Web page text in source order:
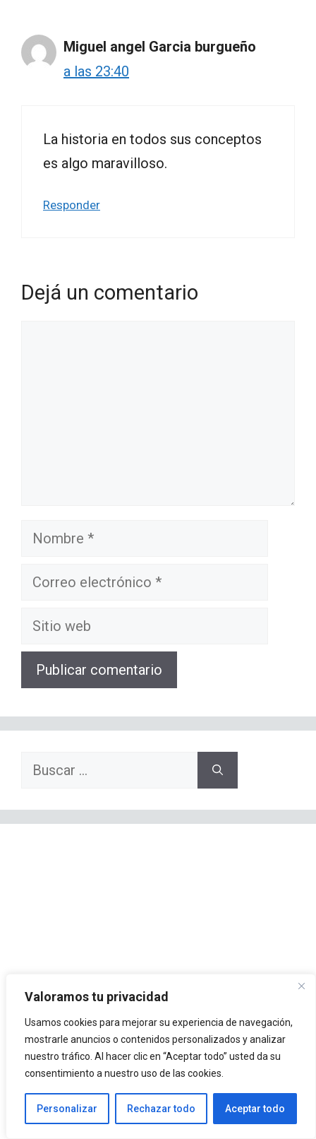
Valoramos tu privacidad
Usamos cookies para mejorar su experiencia de navegación,
mostrarle anuncios o contenidos personalizados y analizar
nuestro tráfico. Al hacer clic en “Aceptar todo” usted da su
consentimiento a nuestro uso de las cookies.
Personalizar Rechazar todo Aceptar todo
Miguel angel Garcia burgueño
a las 23:40
La historia en todos sus conceptos
es algo maravilloso.
Responder
Dejá un comentario
Nombre
Correo
Sitio
Buscar: